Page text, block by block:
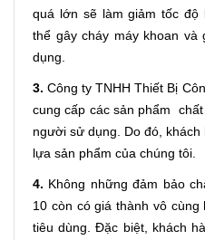
quá lớn sẽ làm giảm tốc độ
thể gây cháy máy khoan
dụng.
3.Công ty TNHH Thiết Bị
cung cấp các sản phẩm
người sử dụng. Do đó,
lựa sản phẩm của chúng tôi.
4. Không những đảm bảo
10 còn có giá thành vô
tiêu dùng. Đặc biệt, khách